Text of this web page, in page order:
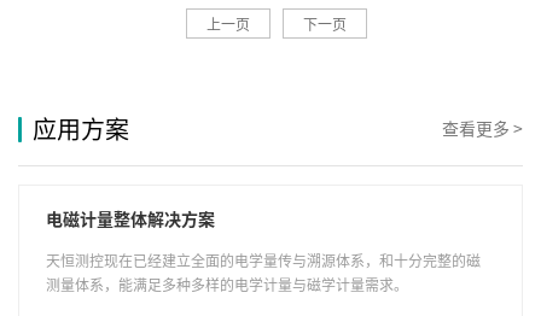
上一页 下一页
应用方案 查看更多 >
电磁计量整体解决方案
天恒测控现在已经建立全面的电学量传与溯源体系，和十分完整的磁
测量体系，能满足多种多样的电学计量与磁学计量需求。